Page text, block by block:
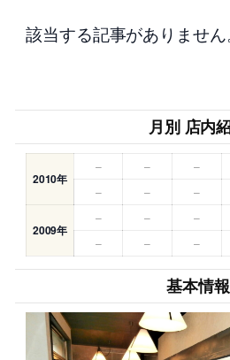
該当する記事がありません
月別 店内
2010年
– – –
–
– –
2009年
– – –
–
– –
基本情報